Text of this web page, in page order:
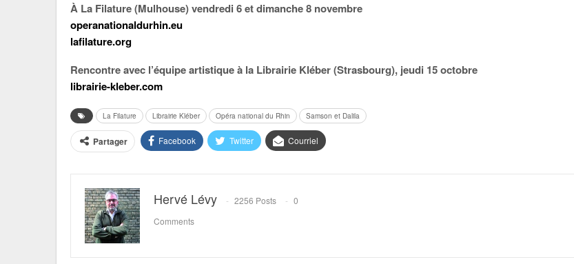
À La Filature (Mulhouse) vendredi 6 et dimanche 8 novembre
operanationaldurhin.eu
lafilature.org
Rencontre avec l’équipe artistique à la Librairie Kléber (Strasbourg), jeudi 15 octobre
librairie-kleber.com
La Filature Librairie Kléber Opéra national du Rhin Samson et Dalila
Partager Facebook Twitter Courriel
Hervé Lévy 2256 Posts
0
Comments